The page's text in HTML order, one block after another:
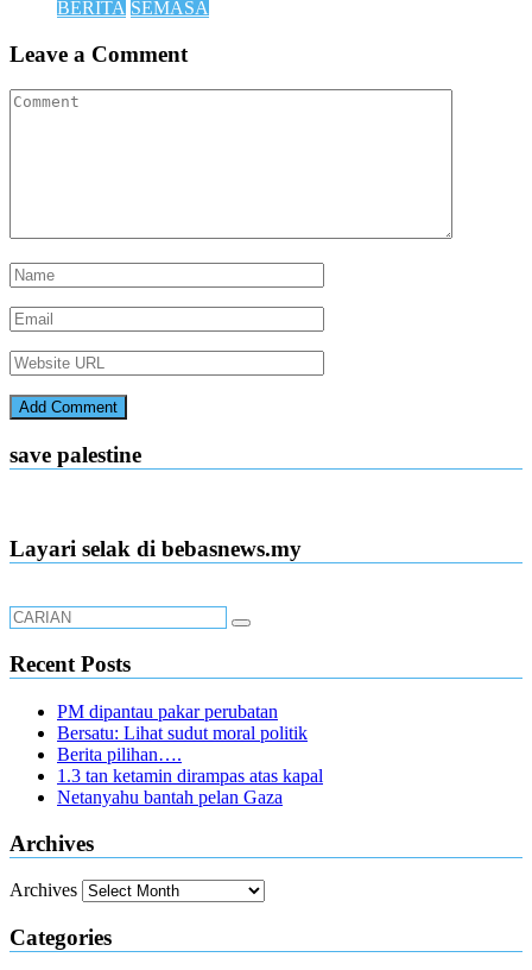
BERITA SEMASA
Leave a Comment
save palestine
Layari selak di bebasnews.my
Recent Posts
PM dipantau pakar perubatan
Bersatu: Lihat sudut moral politik
Berita pilihan….
1.3 tan ketamin dirampas atas kapal
Netanyahu bantah pelan Gaza
Archives
Archives
Categories